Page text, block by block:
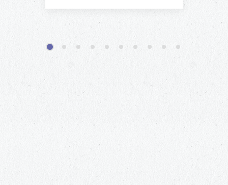
1 2 3 4 5 6 7 8 9 10